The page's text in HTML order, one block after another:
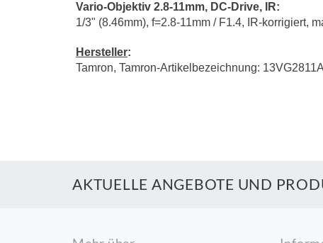
Vario-Objektiv 2.8-11mm, DC-Drive, IR:
1/3" (8.46mm), f=2.8-11mm / F1.4, IR-korrigiert,
Hersteller:
Tamron, Tamron-Artikelbezeichnung:
AKTUELLE ANGEBOTE UND